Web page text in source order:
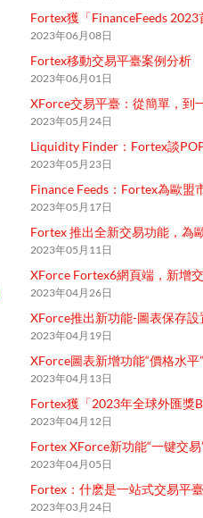
Fortex獲「FinanceFeeds
2023年06月08日
Fortex移動交易平臺案例分析
2023年06月01日
XForce交易平臺：從簡單，到
2023年05月24日
Liquidity Finder：Fortex談
2023年05月23日
Finance Feeds：Fortex為歐盟
2023年05月17日
Fortex 推出全新交易功能，為
2023年05月11日
XForce Fortex6網頁端，新增
2023年04月26日
XForce推出新功能-圖表保存設
2023年04月19日
XForce圖表新增功能“價格水
2023年04月13日
Fortex獲「2023年全球外匯獎
2023年04月12日
Fortex XForce新功能“一键交易
2023年04月05日
Fortex：什麽是一站式交易平
2023年03月24日